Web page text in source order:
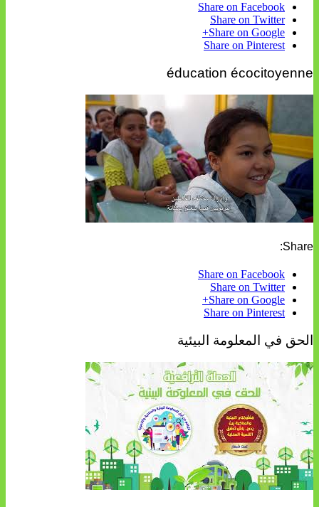
Share on Facebook
Share on Twitter
Share on Google+
Share on Pinterest
éducation écocitoyenne
Share:
Share on Facebook
Share on Twitter
Share on Google+
Share on Pinterest
الحق في المعلومة البيئية